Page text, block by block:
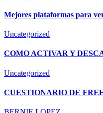
Mejores plataformas para
Uncategorized
COMO ACTIVAR Y
Uncategorized
CUESTIONARIO DE